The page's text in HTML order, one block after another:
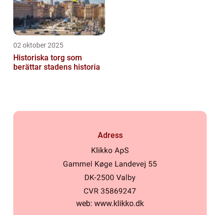
02 oktober 2025
Historiska torg som
berättar stadens historia
Adress
web: www.klikko.dk